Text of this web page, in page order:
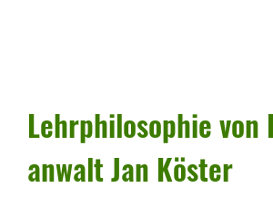
Lehr­phi­lo­so­phie
an­walt Jan Köster